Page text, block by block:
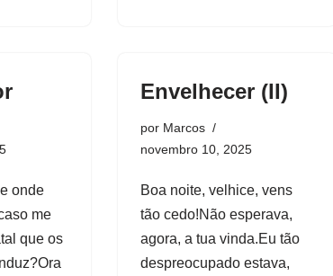
onde
me
que os
Envelhecer (II)
por Marcos
novembro 10, 2025
Boa noite, velhice, vens
tão cedo!Não esperava,
agora, a tua vinda.Eu tão
despreocupado estava,